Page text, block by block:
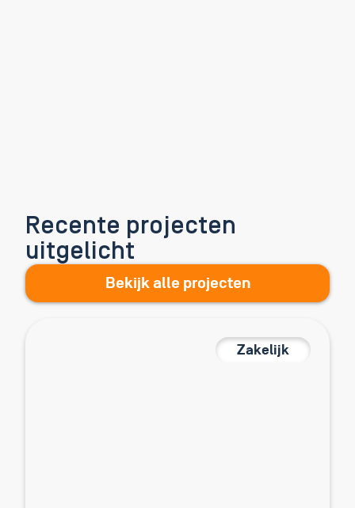
Recente projecten
uitgelicht
Bekijk alle projecten
Zakelijk